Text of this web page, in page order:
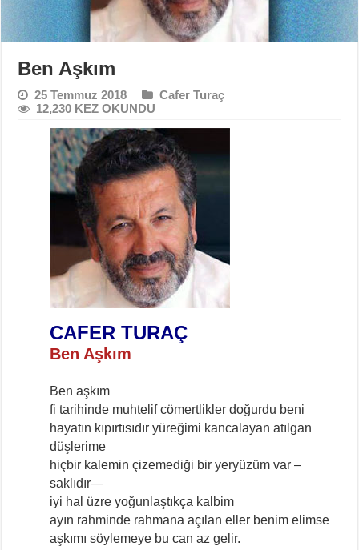
Ben Aşkım
25 Temmuz 2018
Cafer Turaç
12,230 KEZ OKUNDU
CAFER TURAÇ
Ben Aşkım
Ben aşkım
fi tarihinde muhtelif cömertlikler doğurdu beni
hayatın kıpırtısıdır yüreğimi kancalayan atılgan
düşlerime
hiçbir kalemin çizemediği bir yeryüzüm var –
saklıdır—
iyi hal üzre yoğunlaştıkça kalbim
ayın rahminde rahmana açılan eller benim elimse
aşkımı söylemeye bu can az gelir.